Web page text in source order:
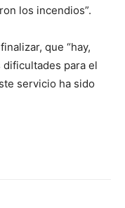
los incendios”.
que “hay,
para el
servicio ha sido